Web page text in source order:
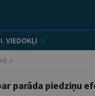
VIEDOKĻI
parāda piedziņu